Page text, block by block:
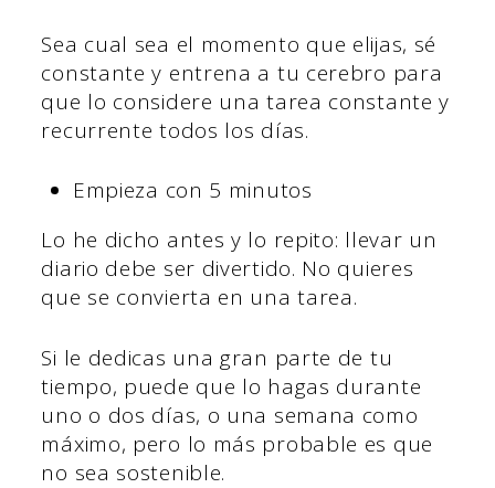
Sea cual sea el momento que elijas, sé
constante y entrena a tu cerebro para
que lo considere una tarea constante y
recurrente todos los días.
Empieza con 5 minutos
Lo he dicho antes y lo repito: llevar un
diario debe ser divertido. No quieres
que se convierta en una tarea.
Si le dedicas una gran parte de tu
tiempo, puede que lo hagas durante
uno o dos días, o una semana como
máximo, pero lo más probable es que
no sea sostenible.